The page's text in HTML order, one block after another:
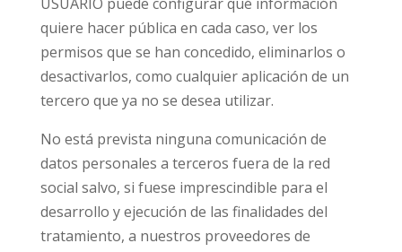
quiere hacer pública en cada caso, ver los
permisos que se han concedido, eliminarlos o
desactivarlos, como cualquier aplicación de un
tercero que ya no se desea utilizar.
No está prevista ninguna comunicación de
datos personales a terceros fuera de la red
social salvo, si fuese imprescindible para el
desarrollo y ejecución de las finalidades del
tratamiento, a nuestros proveedores de